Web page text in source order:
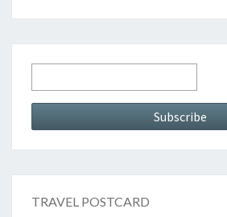
TRAVEL POSTCARD